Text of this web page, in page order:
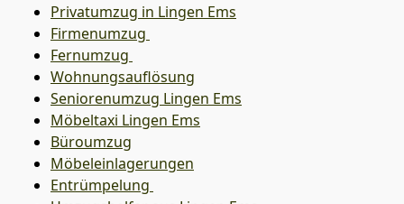
Privatumzug in Lingen Ems
Firmenumzug
Fernumzug
Wohnungsauflösung
Seniorenumzug Lingen Ems
Möbeltaxi Lingen Ems
Büroumzug
Möbeleinlagerungen
Entrümpelung